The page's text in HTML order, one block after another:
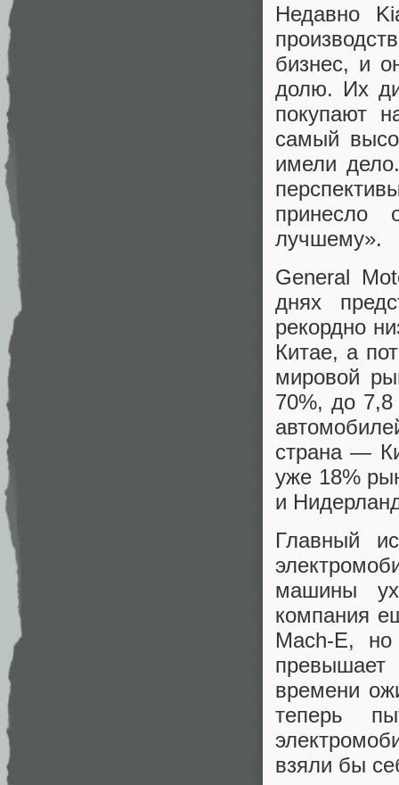
Недавно
бизнес, и
долю. Их
покупают
самый
имели
принесло
лучшему».
General
днях
рекордно
Китае, а
мировой
70%, до
страна —
уже 18%
и
Главный
машины
компания
Mach-E,
времени
теперь
взяли бы